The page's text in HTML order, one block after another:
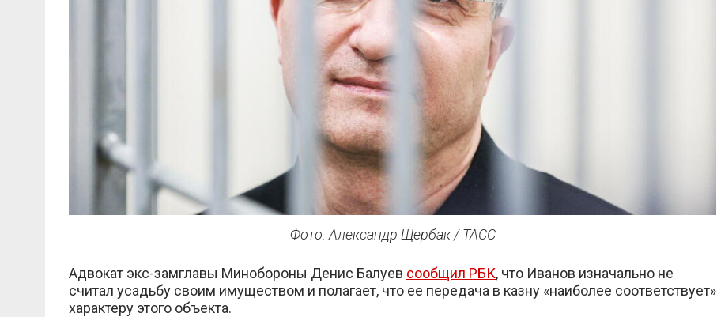
Фото: Александр Щербак / ТАСС
Адвокат экс-замглавы Минобороны Денис Балуев сообщил РБК, что Иванов изначально не
считал усадьбу своим имуществом и полагает, что ее передача в казну «наиболее соответствует»
характеру этого объекта.